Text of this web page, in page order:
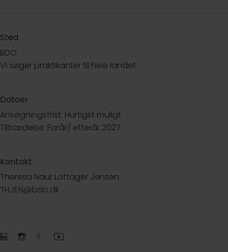
Sted
BDO
Vi søger praktikanter til hele landet
Datoer
Ansøgningsfrist: Hurtigst muligt
Tiltrædelse: Forår/ efterår 2027
Kontakt
Theresa Naur Loftager Jensen
THJEN@bdo.dk